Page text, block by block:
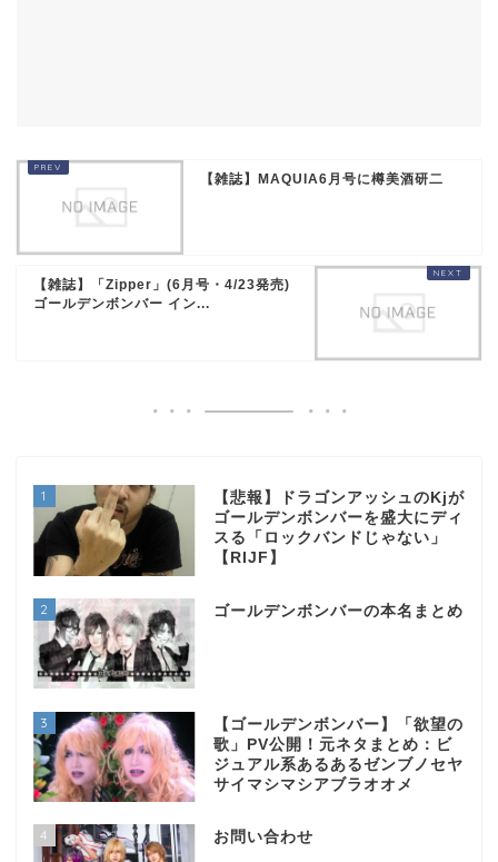
【雑誌】MAQUIA6月号に樽美酒研二
【雑誌】「Zipper」(6月号・4/23発売)
ゴールデンボンバー イン...
1
【悲報】ドラゴンアッシュのKjが
ゴールデンボンバーを盛大にディ
スる「ロックバンドじゃない」
【RIJF】
2 ゴールデンボンバーの本名まとめ
3
【ゴールデンボンバー】「欲望の
歌」PV公開！元ネタまとめ：ビ
ジュアル系あるあるゼンブノセヤ
サイマシマシアブラオオメ
4 お問い合わせ